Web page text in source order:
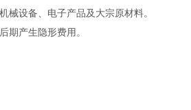
设备、电子产品及大宗原材料。
期产生隐形费用。